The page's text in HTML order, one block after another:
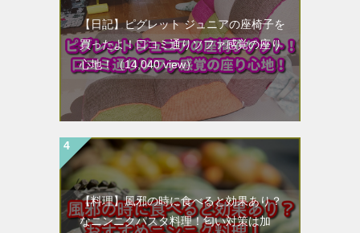
【日記】ピグレット ジュニアの座椅子を
買ったよ！口コミ通りソファ感覚の座り
心地！（14,040 view）
【料理】風邪の時に食べると効果あり？
なニンニクパスタ料理！匂い対策は加